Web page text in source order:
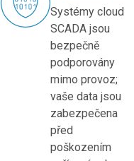
Systémy cloud
SCADA jsou
bezpečně
podporovány
mimo provoz;
vaše data jsou
zabezpečena
před
poškozením